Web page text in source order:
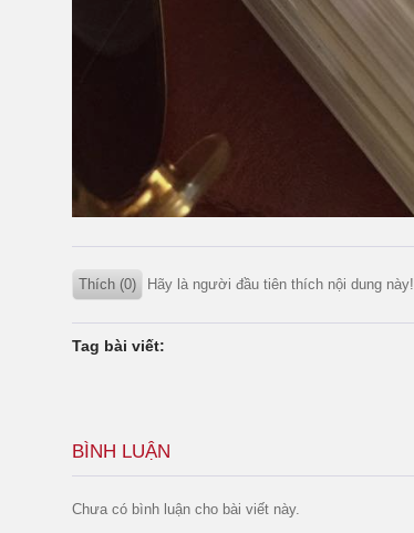
Thích (0) Hãy là người đầu tiên thích nội dung này!
Tag bài viết:
BÌNH LUẬN
Chưa có bình luận cho bài viết này.